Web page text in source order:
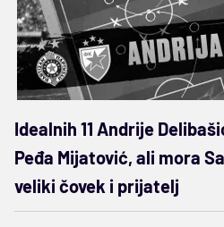
Idealnih 11 Andrije
Peđa Mijatović, ali mora
veliki čovek i prijatelj